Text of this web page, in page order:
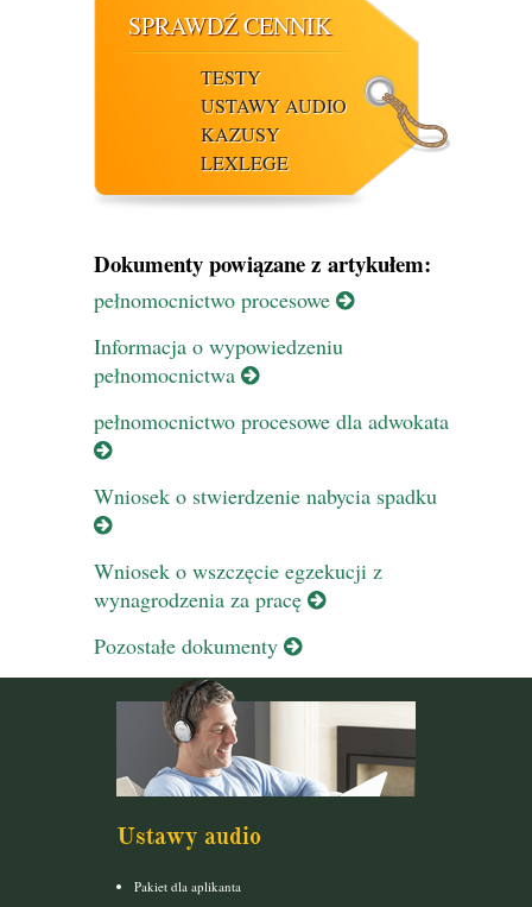
SPRAWDŹ CENNIK
TESTY
USTAWY AUDIO
KAZUSY
LEXLEGE
Dokumenty powiązane z artykułem:
pełnomocnictwo procesowe
Informacja o wypowiedzeniu
pełnomocnictwa
pełnomocnictwo procesowe dla adwokata
Wniosek o stwierdzenie nabycia spadku
Wniosek o wszczęcie egzekucji z
wynagrodzenia za pracę
Pozostałe dokumenty
Ustawy audio
Pakiet dla aplikanta